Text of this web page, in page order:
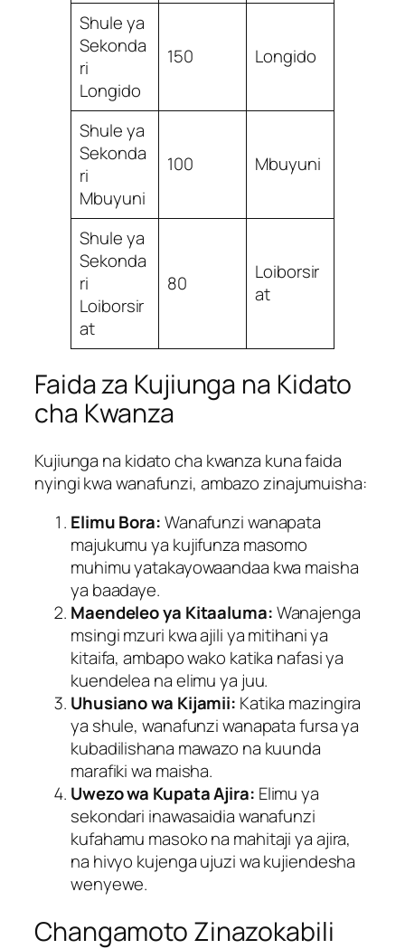
Shule ya
Sekonda
ri
Longido
150 Longido
Shule ya
Sekonda
ri
Mbuyuni
100 Mbuyuni
Shule ya
Sekonda
ri
Loiborsir
at
80
Loiborsir
at
Faida za Kujiunga na Kidato
cha Kwanza
Kujiunga na kidato cha kwanza kuna faida
nyingi kwa wanafunzi, ambazo zinajumuisha:
Elimu Bora:Wanafunzi wanapata
majukumu ya kujifunza masomo
muhimu yatakayowaandaa kwa maisha
ya baadaye.
Maendeleo ya Kitaaluma:Wanajenga
msingi mzuri kwa ajili ya mitihani ya
kitaifa, ambapo wako katika nafasi ya
kuendelea na elimu ya juu.
Uhusiano wa Kijamii: Katika mazingira
ya shule, wanafunzi wanapata fursa ya
kubadilishana mawazo na kuunda
marafiki wa maisha.
Uwezo wa Kupata Ajira: Elimu ya
sekondari inawasaidia wanafunzi
kufahamu masoko na mahitaji ya ajira,
na hivyo kujenga ujuzi wa kujiendesha
wenyewe.
Changamoto Zinazokabili